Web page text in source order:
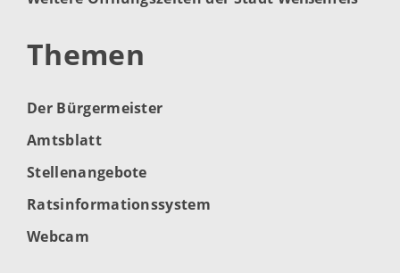
Themen
Der Bürgermeister
Amtsblatt
Stellenangebote
Ratsinformationssystem
Webcam